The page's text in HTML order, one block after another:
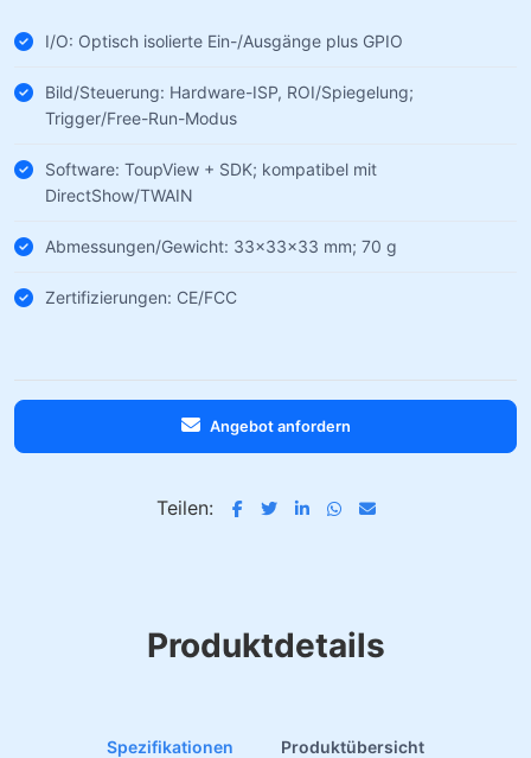
I/O: Optisch isolierte Ein-/Ausgänge plus GPIO
Bild/Steuerung: Hardware-ISP, ROI/Spiegelung;
Trigger/Free-Run-Modus
Software: ToupView + SDK; kompatibel mit
DirectShow/TWAIN
Abmessungen/Gewicht: 33×33×33 mm; 70 g
Zertifizierungen: CE/FCC
Angebot anfordern
Teilen:
Produktdetails
Spezifikationen Produktübersicht